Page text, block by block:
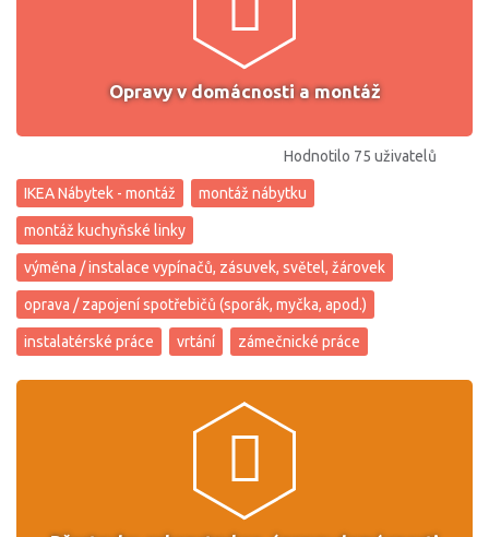
Opravy v domácnosti a montáž
Hodnotilo 75 uživatelů
IKEA Nábytek - montáž montáž nábytku
montáž kuchyňské linky
výměna / instalace vypínačů, zásuvek, světel, žárovek
oprava / zapojení spotřebičů (sporák, myčka, apod.)
instalatérské práce vrtání zámečnické práce